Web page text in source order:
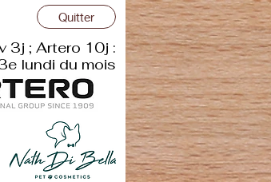
Quitter
3j ; Artero 10j :
lundi du mois